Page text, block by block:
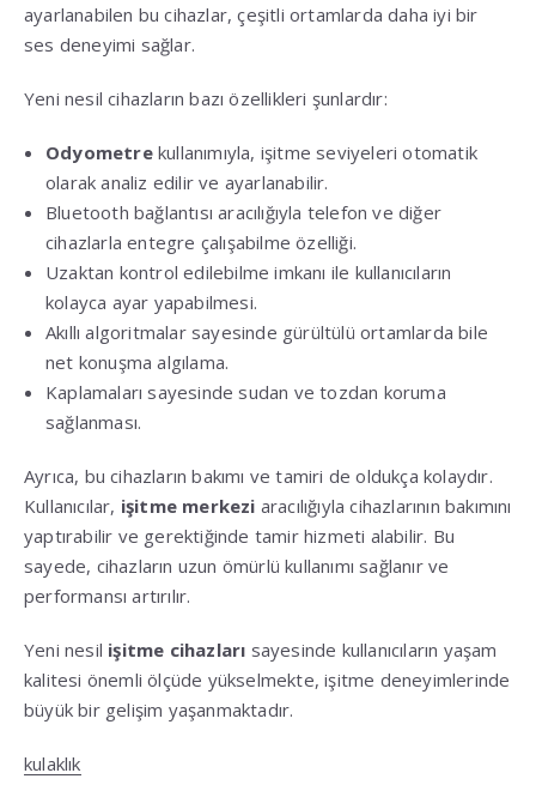
ayarlanabilen bu cihazlar, çeşitli ortamlarda daha iyi bir
ses deneyimi sağlar.
Yeni nesil cihazların bazı özellikleri şunlardır:
Odyometrekullanımıyla, işitme seviyeleri otomatik
olarak analiz edilir ve ayarlanabilir.
Bluetooth bağlantısı aracılığıyla telefon ve diğer
cihazlarla entegre çalışabilme özelliği.
Uzaktan kontrol edilebilme imkanı ile kullanıcıların
kolayca ayar yapabilmesi.
Akıllı algoritmalar sayesinde gürültülü ortamlarda bile
net konuşma algılama.
Kaplamaları sayesinde sudan ve tozdan koruma
sağlanması.
Ayrıca, bu cihazların bakımı ve tamiri de oldukça kolaydır.
Kullanıcılar, işitme merkezi aracılığıyla cihazlarının bakımını
yaptırabilir ve gerektiğinde tamir hizmeti alabilir. Bu
sayede, cihazların uzun ömürlü kullanımı sağlanır ve
performansı artırılır.
Yeni nesil işitme cihazları sayesinde kullanıcıların yaşam
kalitesi önemli ölçüde yükselmekte, işitme deneyimlerinde
büyük bir gelişim yaşanmaktadır.
kulaklık